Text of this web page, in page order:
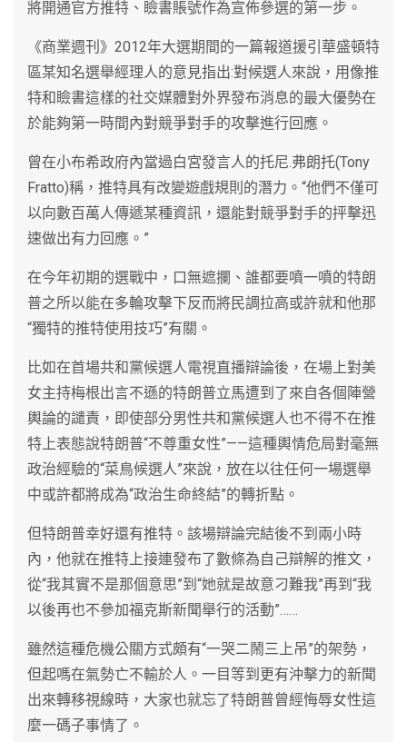
將開通官方推特、瞼書賬號作為宣佈參選的第一步。
《商業週刊》2012年大選期間的一篇報道援引華盛頓特
區某知名選舉經理人的意見指出:對候選人來說，用像推
特和瞼書這樣的社交媒體對外界發布消息的最大優勢在
於能夠第一時間內對競爭對手的攻擊進行回應。
曾在小布希政府內當過白宮發言人的托尼.弗朗托(Tony
Fratto)稱，推特具有改變遊戲規則的潛力。“他們不僅可
以向數百萬人傳遞某種資訊，還能對競爭對手的抨擊迅
速做出有力回應。”
在今年初期的選戰中，口無遮攔、誰都要噴一噴的特朗
普之所以能在多輪攻擊下反而將民調拉高或許就和他那
“獨特的推特使用技巧”有關。
比如在首場共和黨候選人電視直播辯論後，在場上對美
女主持梅根出言不遜的特朗普立馬遭到了來自各個陣營
輿論的譴責，即使部分男性共和黨候選人也不得不在推
特上表態說特朗普“不尊重女性”——這種輿情危局對毫無
政治經驗的“菜鳥候選人”來說，放在以往任何一場選舉
中或許都將成為“政治生命終結”的轉折點。
但特朗普幸好還有推特。該場辯論完結後不到兩小時
內，他就在推特上接連發布了數條為自己辯解的推文，
從“我其實不是那個意思”到“她就是故意刁難我”再到“我
以後再也不參加福克斯新聞舉行的活動”……
雖然這種危機公關方式頗有“一哭二鬧三上吊”的架勢，
但起嗎在氣勢亡不輸於人。一目等到更有沖擊力的新聞
出來轉移視線時，大家也就忘了特朗普曾經悔辱女性這
麼一碼子事情了。